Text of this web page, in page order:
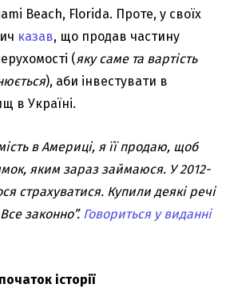
Beach, Florida. Проте, у своїх
казав, що продав частину
(яку саме та вартість
), аби інвестувати в
в Україні.
в Америці, я її продаю, щоб
яким зараз займаюся. У 2012-
страхуватися. Купили деякі речі
законно”. Говориться у виданні
історії